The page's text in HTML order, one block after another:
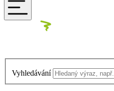
Vyhledávání